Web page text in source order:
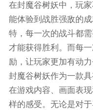
在封魔谷树妖中，玩
能体验到战胜强敌的
特，每一次的战斗都
才能获得胜利。而每
励，让玩家更加有动
封魔谷树妖作为一款
在游戏内容、画面表
样的感受。无论是对